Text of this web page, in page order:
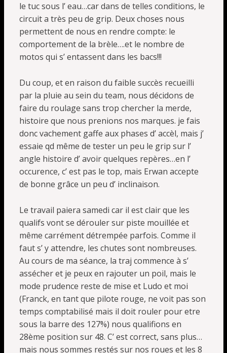
le tuc sous l’ eau…car dans de telles conditions, le
circuit a très peu de grip. Deux choses nous
permettent de nous en rendre compte: le
comportement de la brèle….et le nombre de
motos qui s’ entassent dans les bacs!!!
Du coup, et en raison du faible succès recueilli
par la pluie au sein du team, nous décidons de
faire du roulage sans trop chercher la merde,
histoire que nous prenions nos marques. je fais
donc vachement gaffe aux phases d’ accèl, mais j’
essaie qd même de tester un peu le grip sur l’
angle histoire d’ avoir quelques repères…en l’
occurence, c’ est pas le top, mais Erwan accepte
de bonne grâce un peu d’ inclinaison.
Le travail paiera samedi car il est clair que les
qualifs vont se dérouler sur piste mouillée et
même carrément détrempée parfois. Comme il
faut s’ y attendre, les chutes sont nombreuses.
Au cours de ma séance, la traj commence à s’
assécher et je peux en rajouter un poil, mais le
mode prudence reste de mise et Ludo et moi
(Franck, en tant que pilote rouge, ne voit pas son
temps comptabilisé mais il doit rouler pour etre
sous la barre des 127%) nous qualifions en
28ème position sur 48. C’ est correct, sans plus…
mais nous sommes restés sur nos roues et les 8